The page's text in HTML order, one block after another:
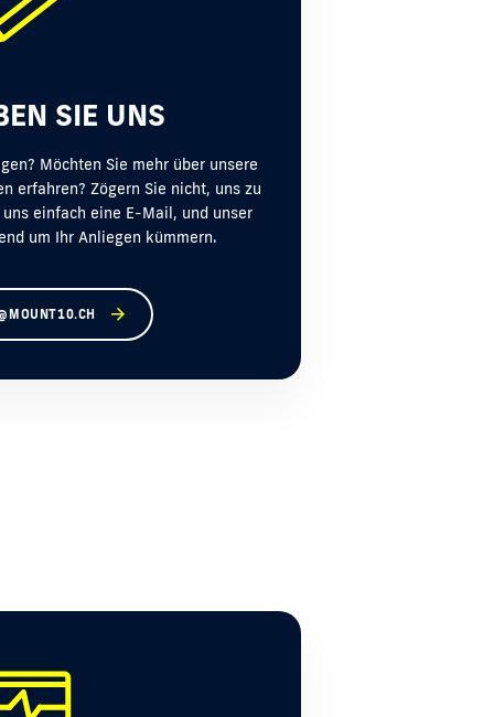
SIE UNS
Möchten Sie mehr über unsere
erfahren? Zögern Sie nicht, uns zu
einfach eine E-Mail, und unser
um Ihr Anliegen kümmern.